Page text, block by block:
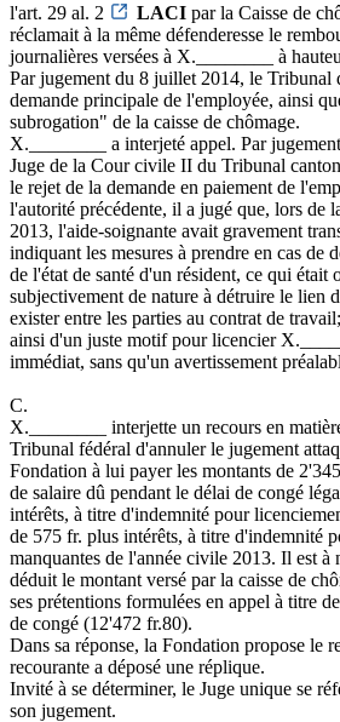
l'art. 29 al. 2
LACI par la Caisse de
réclamait à la même défenderesse le
journalières versées à X.________ à
Par jugement du 8 juillet 2014, le Tribunal
demande principale de l'employée, ainsi
subrogation" de la caisse de chômage.
X.________ a interjeté appel. Par
Juge de la Cour civile II du Tribunal
le rejet de la demande en paiement de
l'autorité précédente, il a jugé que, lors de
2013, l'aide-soignante avait gravement
indiquant les mesures à prendre en cas de
de l'état de santé d'un résident, ce qui était
subjectivement de nature à détruire le lien
exister entre les parties au contrat de
ainsi d'un juste motif pour licencier
immédiat, sans qu'un avertissement
C.
X.________ interjette un recours en
Tribunal fédéral d'annuler le jugement
Fondation à lui payer les montants de
de salaire dû pendant le délai de congé
intérêts, à titre d'indemnité pour
de 575 fr. plus intérêts, à titre d'indemnité
manquantes de l'année civile 2013. Il est à
déduit le montant versé par la caisse de
ses prétentions formulées en appel à titre
de congé (12'472 fr.80).
Dans sa réponse, la Fondation propose le
recourante a déposé une réplique.
Invité à se déterminer, le Juge unique se
son jugement.